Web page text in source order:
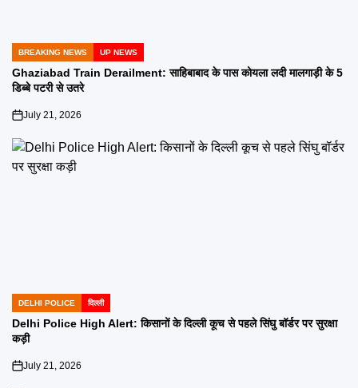
POSTED
IN
BREAKING NEWS UP NEWS
Ghaziabad Train Derailment: साहिबाबाद के पास कोयला लदी मालगाड़ी के 5
डिब्बे पटरी से उतरे
on
July 21, 2026
POSTED
IN
DELHI POLICE दिल्ली
Delhi Police High Alert: किसानों के दिल्ली कूच से पहले सिंघु बॉर्डर पर सुरक्षा
कड़ी
on
July 21, 2026